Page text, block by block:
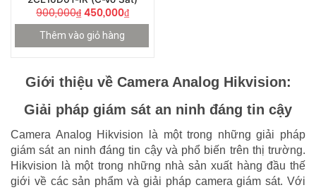
900,000₫450,000₫
Thêm vào giỏ hàng
Giới thiệu về Camera Analog Hikvision:
Giải pháp giám sát an ninh đáng tin cậy
Camera Analog Hikvision là một trong những giải pháp
giám sát an ninh đáng tin cậy và phổ biến trên thị trường.
Hikvision là một trong những nhà sản xuất hàng đầu thế
giới về các sản phẩm và giải pháp camera giám sát. Với